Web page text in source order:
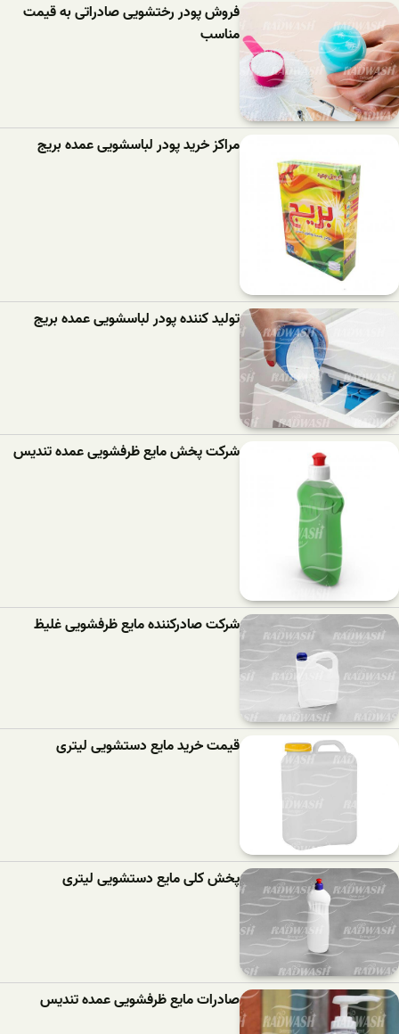
فروش پودر رختشویی صادراتی به قیمت
مناسب
مراکز خرید پودر لباسشویی عمده بریج
تولید کننده پودر لباسشویی عمده بریج
شرکت پخش مایع ظرفشویی عمده تندیس
شرکت صادرکننده مایع ظرفشویی غلیظ
قیمت خرید مایع دستشویی لیتری
پخش کلی مایع دستشویی لیتری
صادرات مایع ظرفشویی عمده تندیس